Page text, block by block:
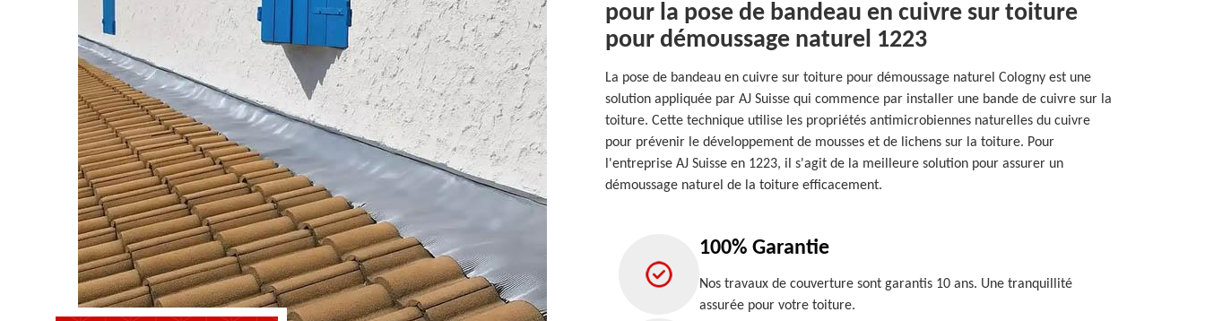
pour la pose de bandeau en cuivre sur toiture
pour démoussage naturel 1223
La pose de bandeau en cuivre sur toiture pour démoussage naturel Cologny est une
solution appliquée par AJ Suisse qui commence par installer une bande de cuivre sur la
toiture. Cette technique utilise les propriétés antimicrobiennes naturelles du cuivre
pour prévenir le développement de mousses et de lichens sur la toiture. Pour
l'entreprise AJ Suisse en 1223, il s'agit de la meilleure solution pour assurer un
démoussage naturel de la toiture efficacement.
100% Garantie
Nos travaux de couverture sont garantis 10 ans. Une tranquillité
assurée pour votre toiture.